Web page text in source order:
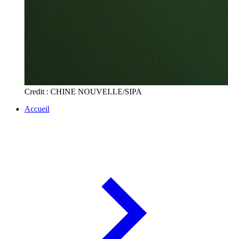
Credit : CHINE NOUVELLE/SIPA
Accueil